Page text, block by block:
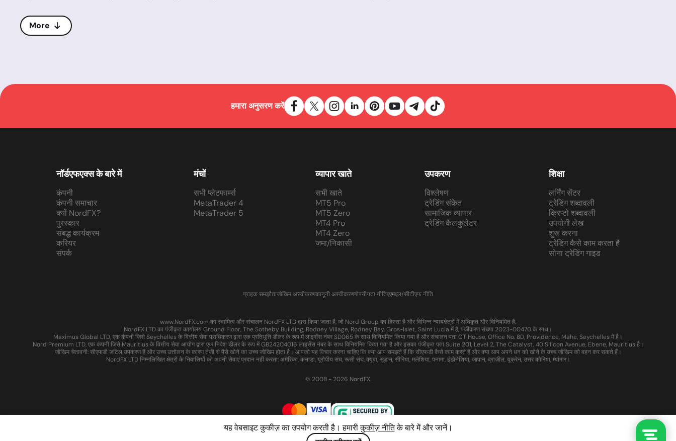
supports automated trading via expert advisors (EAs), which are sophisticated algorithms designed to execute trades in FOREX and other markets around the clock, without
the need for constant personal oversight.
MT5 further enhances the trading experience through features like an integrated economic calendar, providing instant access to key economic events and indicators. The
The platform's architecture is designed for increased speed, reliability, and performance, accommodating the needs of the most demanding traders.
MetaTrader 5 is equipped with advanced communication tools, allowing traders to receive instant updates on important market events through push notifications to their
mobile devices or directly within the platform. The comprehensive "Market" and "Signals" sections within MT5 provide access to a vast marketplace of trading robots,
technical indicators, and other trading tools, enhancing the overall trading experience.
More
यह वेबसाइट कुकीज़ का उपयोग करती है। हमारीकुकीज़ नीतिके बारे में और जानें।
हमारा अनुसरण करें
नॉर्डएफएक्स के बारे में
कंपनी
कंपनी समाचार
क्यों NordFX?
पुरस्कार
संबद्ध कार्यक्रम
करियर
संपर्क
मंचों
सभी प्लेटफार्म्स
MetaTrader 4
MetaTrader 5
व्यापार खाते
सभी खाते
MT5 Pro
MT5 Zero
MT4 Pro
MT4 Zero
जमा/निकासी
उपकरण
विश्लेषण
ट्रेडिंग संकेत
सामाजिक व्यापार
ट्रेडिंग कैलकुलेटर
शिक्षा
लर्निंग सेंटर
ट्रेडिंग शब्दावली
क्रिप्टो शब्दावली
उपयोगी लेख
शुरू करना
ट्रेडिंग कैसे काम करता है
सोना ट्रेडिंग गाइड
ग्राहक समझौताजोखिम अस्वीकरणकानूनी अस्वीकरणगोपनीयता नीतिएएमएल/सीटीएफ नीति
www.NordFX.com का स्वामित्व और संचालन NordFX LTD द्वारा किया जाता है, जो Nord Group का हिस्सा है और विभिन्न न्यायक्षेत्रों में अधिकृत और विनियमित है:
NordFX LTD का पंजीकृत कार्यालय Ground Floor, The Sotheby Building, Rodney Village, Rodney Bay, Gros-Islet, Saint Lucia में है, पंजीकरण संख्या 2023-00470 के साथ।
Maximus Global LTD, एक कंपनी जिसे Seychelles के वित्तीय सेवा प्राधिकरण द्वारा एक प्रतिभूति डीलर के रूप में लाइसेंस नंबर SD065 के साथ विनियमित किया गया है और संचालन पता CT House, Office No. 8D, Providence, Mahe, Seychelles में है।
Nord Premium LTD, एक कंपनी जिसे Mauritius के वित्तीय सेवा आयोग द्वारा एक निवेश डीलर के रूप में GB24204016 लाइसेंस नंबर के साथ विनियमित किया गया है और इसका पंजीकृत पता Suite 201, Level 2, The Catalyst, 40 Silicon Avenue, Ebene, Mauritius है।
जोखिम चेतावनी: सीएफडी जटिल उपकरण हैं और उच्च उत्तोलन के कारण तेजी से पैसे खोने का उच्च जोखिम होता है। आपको यह विचार करना चाहिए कि क्या आप समझते हैं कि सीएफडी कैसे काम करते हैं और क्या आप अपने धन को खोने के उच्च जोखिम को वहन कर सकते हैं।
NordFX LTD निम्नलिखित क्षेत्रों के निवासियों को अपनी सेवाएं प्रदान नहीं करता: अमेरिका, कनाडा, यूरोपीय संघ, रूसी संघ, क्यूबा, सूडान, सीरिया, मलेशिया, पनामा, इंडोनेशिया, जापान, ब्राज़ील, यूक्रेन, उत्तर कोरिया, म्यांमार।
© 2008 - 2026 NordFX.